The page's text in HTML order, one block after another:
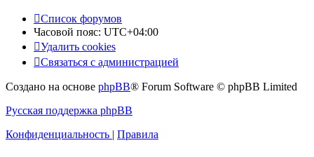
Список форумов
Часовой пояс: UTC+04:00
Удалить cookies
Связаться с администрацией
Создано на основе phpBB® Forum Software © phpBB Limited
Русская поддержка phpBB
Конфиденциальность | Правила